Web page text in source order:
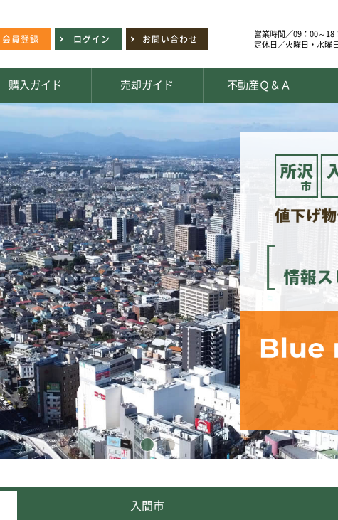
会員登録 ログイン お問い合わせ
営業時間／09：00～18
定休日／火曜日・水曜
購入ガイド 売却ガイド 不動産Ｑ＆Ａ
入間市